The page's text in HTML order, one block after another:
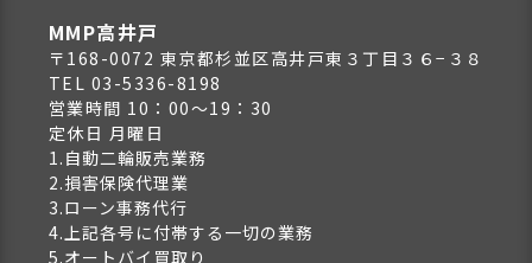
MMP高井戸
〒168-0072 東京都杉並区高井戸東３丁目３６−３８
TEL 03-5336-8198
営業時間 10：00～19：30
定休日 月曜日
1.自動二輪販売業務
2.損害保険代理業
3.ローン事務代行
4.上記各号に付帯する一切の業務
5.オートバイ買取り